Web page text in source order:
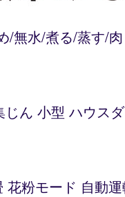
無水/煮る/蒸す/
ん 小型 ハウス
粉モード 自動